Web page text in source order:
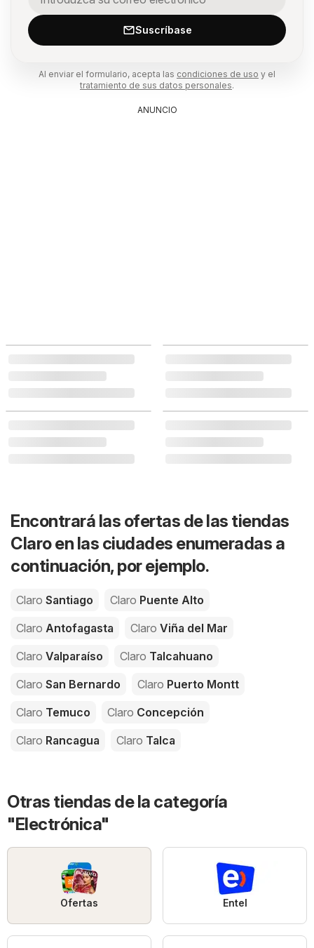
Suscríbase
Al enviar el formulario, acepta las condiciones de uso y el
tratamiento de sus datos personales.
ANUNCIO
Encontrará las ofertas de las tiendas
Claro en las ciudades enumeradas a
continuación, por ejemplo.
Claro Santiago Claro Puente Alto
Claro Antofagasta Claro Viña del Mar
Claro Valparaíso Claro Talcahuano
Claro San Bernardo Claro Puerto Montt
Claro Temuco Claro Concepción
Claro Rancagua Claro Talca
Otras tiendas de la categoría
"Electrónica"
Ofertas Entel